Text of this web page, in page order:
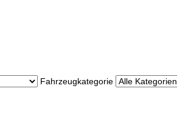
Fahrzeugkategorie